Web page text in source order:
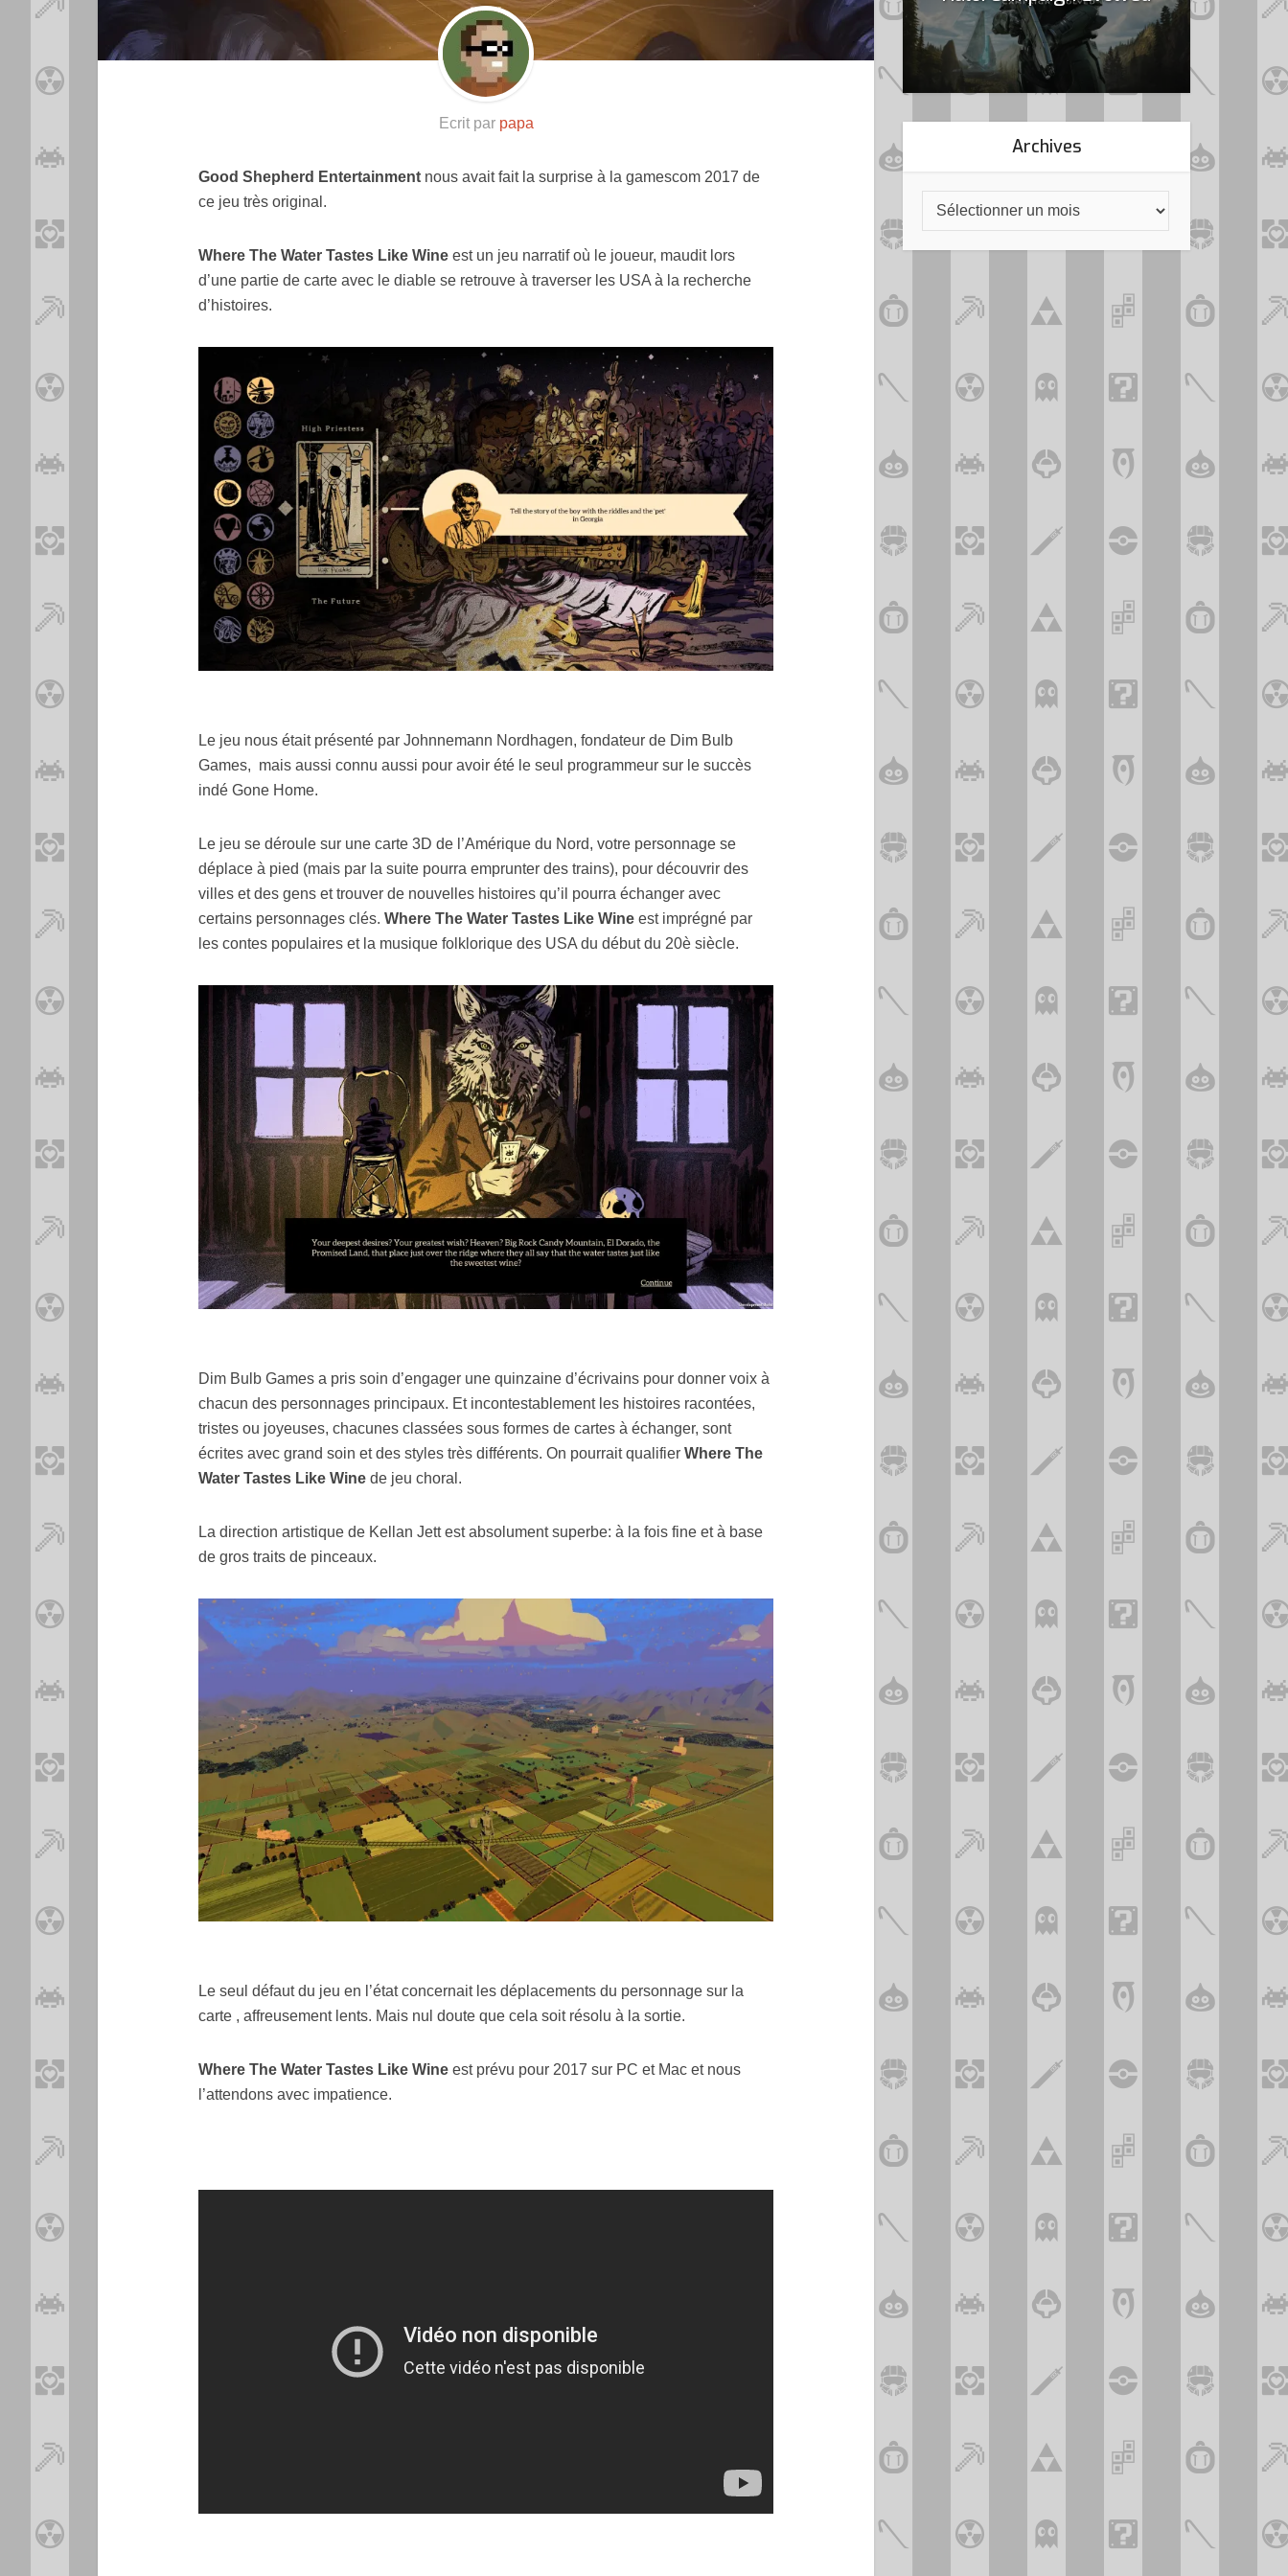
Ecrit par papa
Good Shepherd Entertainment nous avait fait la surprise à la gamescom 2017 de
ce jeu très original.
Where The Water Tastes Like Wine est un jeu narratif où le joueur, maudit lors
d’une partie de carte avec le diable se retrouve à traverser les USA à la recherche
d’histoires.
Le jeu nous était présenté par Johnnemann Nordhagen, fondateur de Dim Bulb
Games, mais aussi connu aussi pour avoir été le seul programmeur sur le succès
indé Gone Home.
Le jeu se déroule sur une carte 3D de l’Amérique du Nord, votre personnage se
déplace à pied (mais par la suite pourra emprunter des trains), pour découvrir des
villes et des gens et trouver de nouvelles histoires qu’il pourra échanger avec
certains personnages clés. Where The Water Tastes Like Wine est imprégné par
les contes populaires et la musique folklorique des USA du début du 20è siècle.
Dim Bulb Games a pris soin d’engager une quinzaine d’écrivains pour donner voix à
chacun des personnages principaux. Et incontestablement les histoires racontées,
tristes ou joyeuses, chacunes classées sous formes de cartes à échanger, sont
écrites avec grand soin et des styles très différents. On pourrait qualifier Where The
Water Tastes Like Wine de jeu choral.
La direction artistique de Kellan Jett est absolument superbe: à la fois fine et à base
de gros traits de pinceaux.
Le seul défaut du jeu en l’état concernait les déplacements du personnage sur la
carte , affreusement lents. Mais nul doute que cela soit résolu à la sortie.
Where The Water Tastes Like Wine est prévu pour 2017 sur PC et Mac et nous
l’attendons avec impatience.
Resynced
Archives